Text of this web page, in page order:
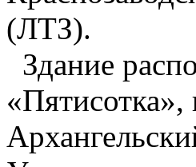
(ЛТЗ).
Здание